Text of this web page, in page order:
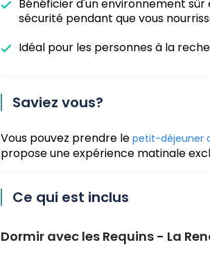
Bénéficier d'un environnement
sécurité pendant que vous
Idéal pour les personnes à la
Saviez vous?
Vous pouvez prendre le petit-déjeuner
propose une expérience matinale
Ce qui est inclus
Dormir avec les Requins - La